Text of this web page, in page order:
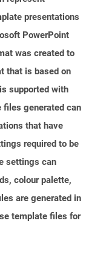
presentations
PowerPoint
was created to
that is based on
supported with
generated can
that have
required to be
settings can
colour palette,
are generated in
template files for